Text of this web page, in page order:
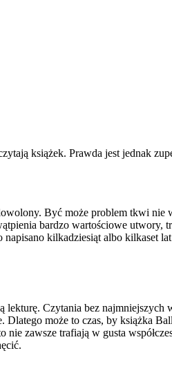
książek. Prawda jest jednak
Być może problem tkwi
bardzo wartościowe utwory,
kilkadziesiąt albo kilkaset
lekturę. Czytania bez
może to czas, by książka
zawsze trafiają w gusta